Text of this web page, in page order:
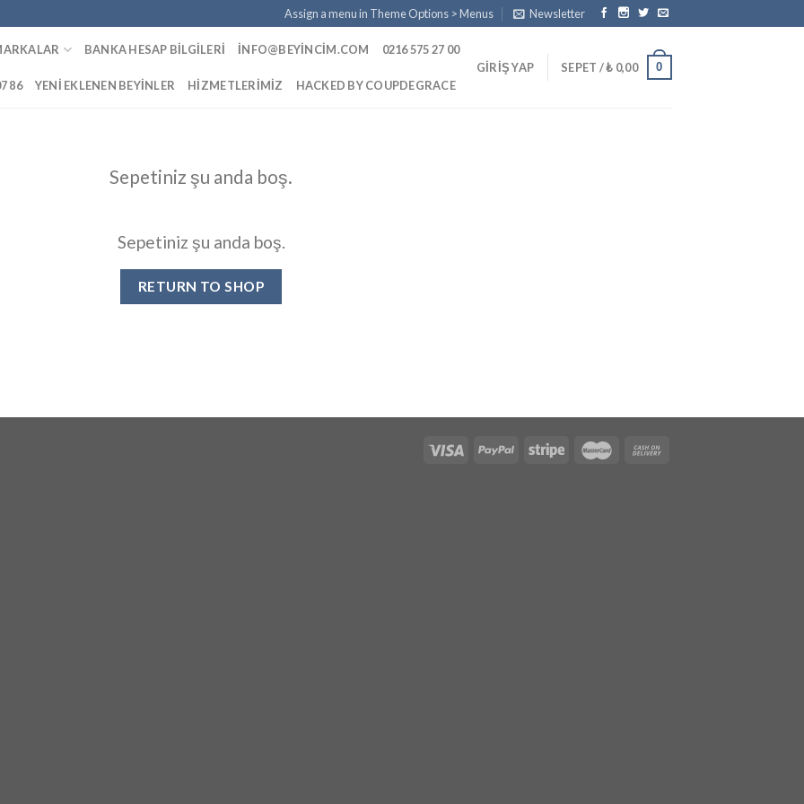
Assign a menu in Theme Options > Menus Newsletter
BANKA HESAP BILGILERI INFO@BEYINCIM.COM 0216 575 27 00
86 YENI EKLENEN BEYINLER HIZMETLERIMIZ HACKED BY COUPDEGRACE
GIRIŞ YAP SEPET /₺ 0,00 0
Sepetiniz şu anda boş.
Sepetiniz şu anda boş.
RETURN TO SHOP